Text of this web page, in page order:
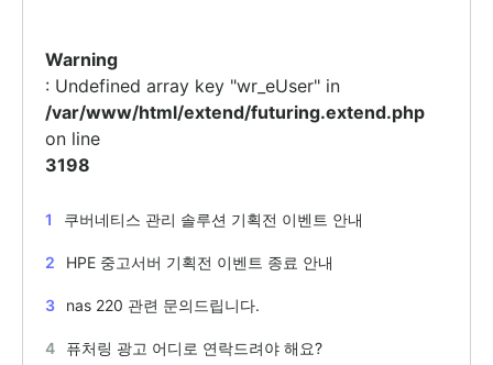
Warning
: Undefined array key "wr_eUser" in
/var/www/html/extend/futuring.extend.php
on line
3198
1 쿠버네티스 관리 솔루션 기획전 이벤트 안내
2 HPE 중고서버 기획전 이벤트 종료 안내
3 nas 220 관련 문의드립니다.
4 퓨처링 광고 어디로 연락드려야 해요?